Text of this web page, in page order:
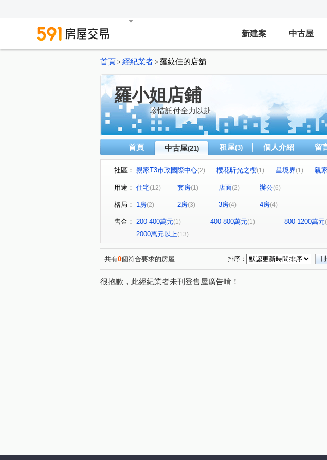
新建案 中古屋
首頁 > 經紀業者 > 羅紋佳的店舖
羅小姐店鋪
珍惜託付全力以赴
首頁 中古屋(21) 租屋(3) 個人介紹 留
社區： 親家T3市政國際中心(2) 櫻花昕光之櫻(1) 星境界(1) 親
NTC國家商貿中心 惠宇一森青 鼎泰中城
名媛貴族 遠雄一品 世紀雲品 (1) 聯華山莊
市政路(2) 育才路 公園東路(1) 市政北七路(1) 市政
益昌六街(1) 自由路二段
惠中路(1) 三民路三段(1) 臺灣大道二段(1) 公益路(1)
新富路(1) 育樂街(1) 嵩翠路(1) 華美西街
用途： 住宅(12) 套房(1) 店面(2) 辦公(6)
格局： 1房(2) 2房(3) 3房(4) 4房(4)
售金： 200-400萬元(1) 400-800萬元(1) 800-1200萬元
2000萬元以上(13)
共有0個符合要求的房屋 排序：
很抱歉，此經紀業者未刊登售屋廣告唷！